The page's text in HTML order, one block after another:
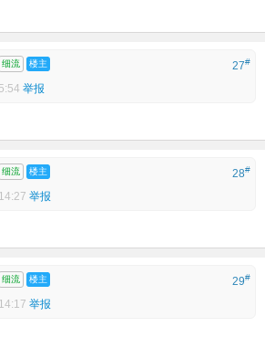
细流 楼主 27#
举报
细流 楼主 28#
举报
细流 楼主 29#
举报